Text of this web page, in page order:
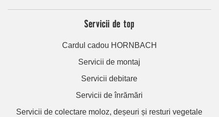
Servicii de top
Cardul cadou HORNBACH
Servicii de montaj
Servicii debitare
Servicii de înrămări
Servicii de colectare moloz, deșeuri și resturi vegetale